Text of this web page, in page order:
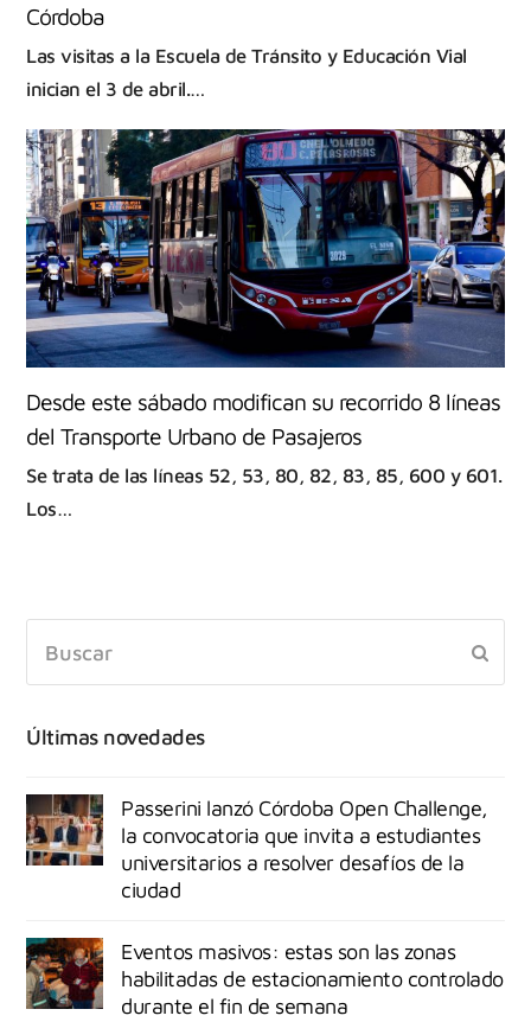
Córdoba
Las visitas a la Escuela de Tránsito y Educación Vial
inician el 3 de abril.…
Desde este sábado modifican su recorrido 8 líneas
del Transporte Urbano de Pasajeros
Se trata de las líneas 52, 53, 80, 82, 83, 85, 600 y 601.
Los…
Últimas novedades
Passerini lanzó Córdoba Open Challenge,
la convocatoria que invita a estudiantes
universitarios a resolver desafíos de la
ciudad
Eventos masivos: estas son las zonas
habilitadas de estacionamiento controlado
durante el fin de semana